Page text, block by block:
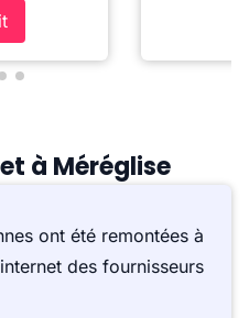
à Méréglise
ont été remontées à
des fournisseurs